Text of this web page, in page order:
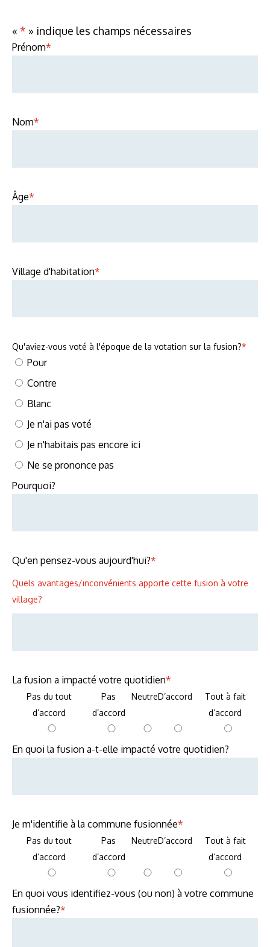
« * » indique les champs nécessaires
Prénom*
Nom*
Âge*
Village d'habitation*
Qu'aviez-vous voté à l'époque de la votation sur la fusion?*
Pour
Contre
Blanc
Je n'ai pas voté
Je n'habitais pas encore ici
Ne se prononce pas
Pourquoi?
Qu'en pensez-vous aujourd'hui?*
Quels avantages/inconvénients apporte cette fusion à votre
village?
La fusion a impacté votre quotidien*
Pas du tout
d’accord
Pas
d’accord
NeutreD’accord
Tout à fait
d’accord
En quoi la fusion a-t-elle impacté votre quotidien?
Je m'identifie à la commune fusionnée*
Pas du tout
d’accord
Pas
d’accord
NeutreD’accord
Tout à fait
d’accord
En quoi vous identifiez-vous (ou non) à votre commune
fusionnée?*